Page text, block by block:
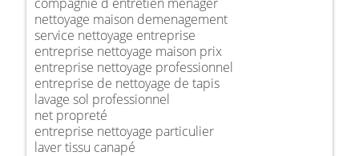
nettoyage maison demenagement
service nettoyage entreprise
entreprise nettoyage maison prix
entreprise nettoyage professionnel
entreprise de nettoyage de tapis
lavage sol professionnel
net propreté
entreprise nettoyage particulier
laver tissu canapé